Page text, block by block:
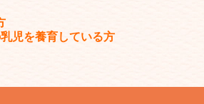
児を養育している方